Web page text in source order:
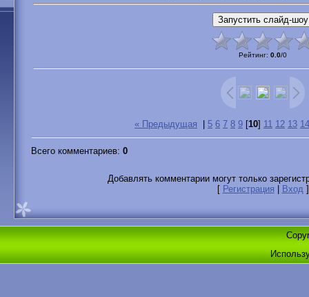
Рейтинг: 0.0/0
« Предыдущая 5 6 7 8 9 [10] 11 12 13 14
Всего комментариев: 0
Добавлять комментарии могут только
[ Регистрация Вход]